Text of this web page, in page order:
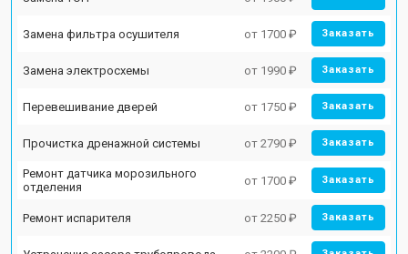
Замена фильтра осушителя от 1700 ₽ Заказать
Замена электросхемы от 1990 ₽ Заказать
Перевешивание дверей от 1750 ₽ Заказать
Прочистка дренажной системы от 2790 ₽ Заказать
Ремонт датчика морозильного
отделения
от 1700 ₽ Заказать
Ремонт испарителя от 2250 ₽ Заказать